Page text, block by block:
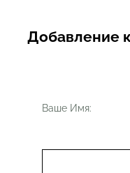
Добавление
Ваше Имя: